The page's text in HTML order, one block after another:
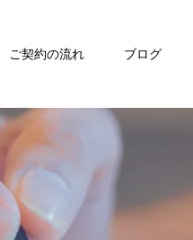
ご契約の流れ ブログ